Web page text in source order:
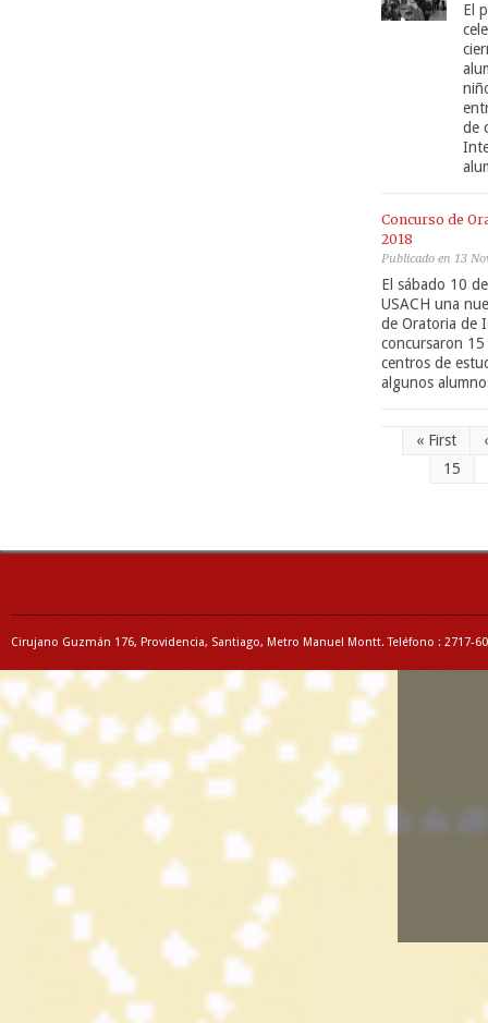
El
de
Concurso de
2018
Publicado en 13
El sábado 10
USACH una
de Oratoria de
concursaron
centros de
algunos
« First
15
Cirujano Guzmán 176, Providencia, Santiago, Metro Manuel Montt. Teléfono : 2717-